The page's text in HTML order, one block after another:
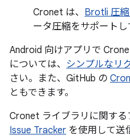
Cronet は、 Brotli 圧
ータ圧縮をサポートし
Android 向けアプリで
については、 シンプルなリ
さい。また、GitHub の
ともできます。
Cronet ライブラリに関する
Issue Tracker を使用して送